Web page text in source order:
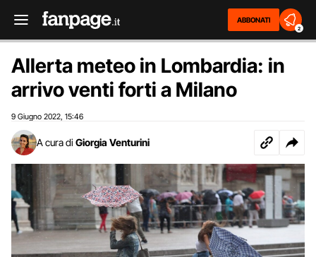
ABBONATI
2
Allerta meteo in Lombardia: in
arrivo venti forti a Milano
9 Giugno 2022 15:46
A cura di Giorgia Venturini